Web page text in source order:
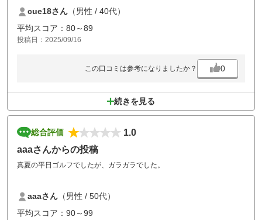
ただカートにナビがないのが少し不便かと。
ドックレックのホールなんかは抜けてOBってのがありそうですね。
実際ギリギリセーフでした。
グリーンに関してはとにかく芝目が強くて苦労しました。
cue18さん （男性 / 40代）
平均スコア：80～89
投稿日：2025/09/16
この口コミは参考になりましたか？ 0
続きを見る
総合評価
1.0
aaaさんからの投稿
真夏の平日ゴルフでしたが、ガラガラでした。
てました。
色んなことが感じ悪い。
aaaさん （男性 / 50代）
平均スコア：90～99